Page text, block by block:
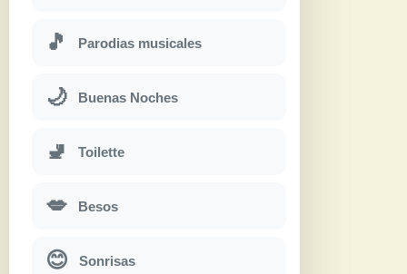
🎵 Parodias musicales
🌙 Buenas Noches
🚽 Toilette
💋 Besos
😊 Sonrisas